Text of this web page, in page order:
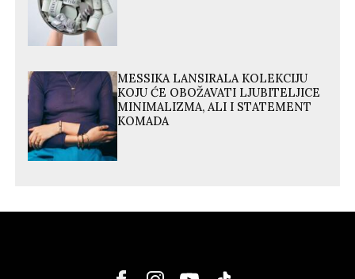
MESSIKA LANSIRALA KOLEKCIJU
KOJU ĆE OBOŽAVATI LJUBITELJICE
MINIMALIZMA, ALI I STATEMENT
KOMADA